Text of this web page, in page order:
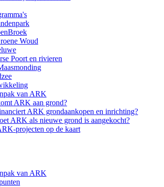
Woud
Poort en rivieren
van ARK
ARK aan grond?
ARK grondaankopen en inrichting?
ARK als nieuwe grond is aangekocht?
projecten op de kaart
van ARK